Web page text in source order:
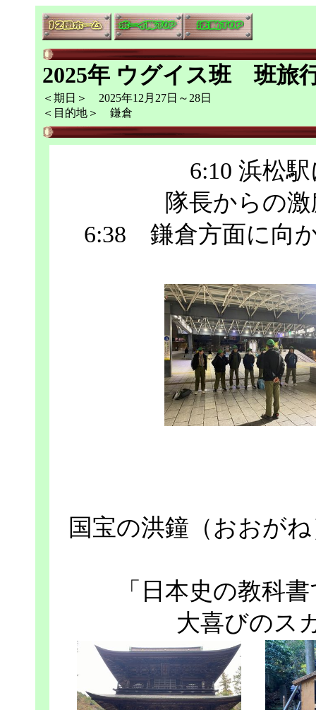
2025年 ウグイス班 班旅
＜期日＞ 2025年12月27日～28日
＜目的地＞ 鎌倉
6:10 浜松
隊長からの
6:38 鎌倉方面に向
国宝の洪鐘（おおが
「日本史の教科
大喜びのス